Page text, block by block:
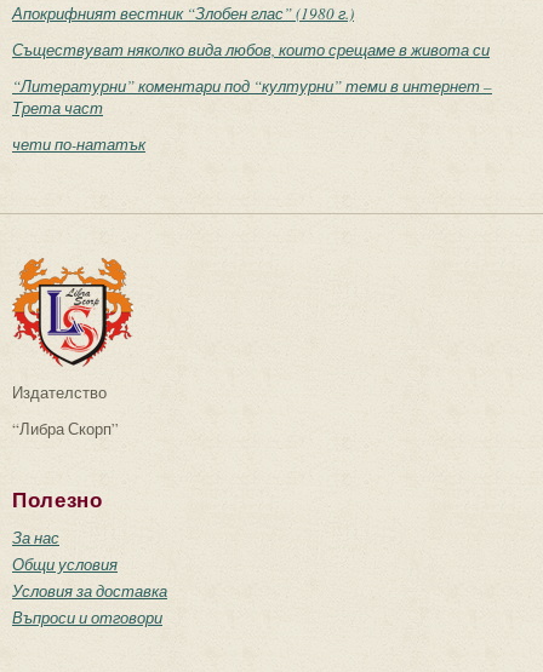
Апокрифният вестник “Злобен глас” (1980 г.)
Съществуват няколко вида любов, които срещаме в живота си
“Литературни” коментари под “културни” теми в интернет –
Трета част
чети по-нататък
Издателство
“Либра Скорп”
Полезно
За нас
Общи условия
Условия за доставка
Въпроси и отговори